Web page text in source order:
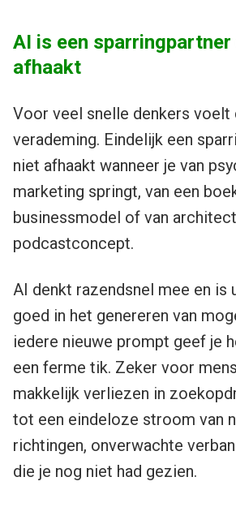
AI is een
afhaakt
Voor veel snelle denkers voelt
verademing. Eindelijk een
niet afhaakt wanneer je van
marketing springt, van een
businessmodel of van
podcastconcept.
AI denkt razendsnel mee en is
goed in het genereren van
iedere nieuwe prompt geef je
een ferme tik. Zeker voor
makkelijk verliezen in
tot een eindeloze stroom van
richtingen, onverwachte
die je nog niet had gezien.